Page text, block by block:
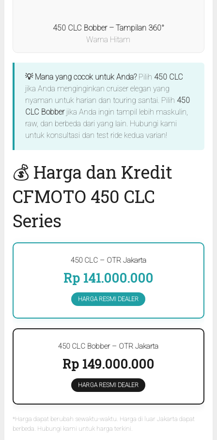
450 CLC Bobber – Tampilan 360°
Warna Hitam
💡 Mana yang cocok untuk Anda?Pilih450 CLC
jika Anda menginginkan cruiser elegan yang
nyaman untuk harian dan touring santai. Pilih450
CLC Bobberjika Anda ingin tampil lebih maskulin,
raw, dan berbeda dari yang lain. Hubungi kami
untuk konsultasi dan test ride kedua varian!
💰 Harga dan Kredit
CFMOTO 450 CLC
Series
450 CLC – OTR Jakarta
Rp 141.000.000
HARGA RESMI DEALER
450 CLC Bobber – OTR Jakarta
Rp 149.000.000
HARGA RESMI DEALER
*Harga dapat berubah sewaktu-waktu. Harga di luar Jakarta dapat
berbeda. Hubungi kami untuk harga terkini.